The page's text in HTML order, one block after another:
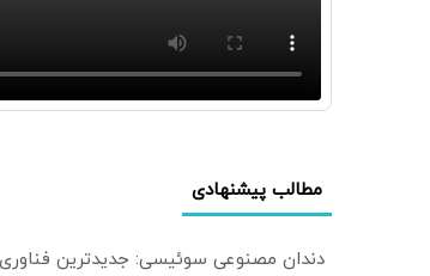
مطالب پیشنهادی
دندان مصنوعی سوئیسی: جدیدترین